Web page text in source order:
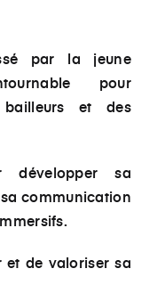
par la jeune
pour
bailleurs et des
développer sa
communication
et de valoriser sa